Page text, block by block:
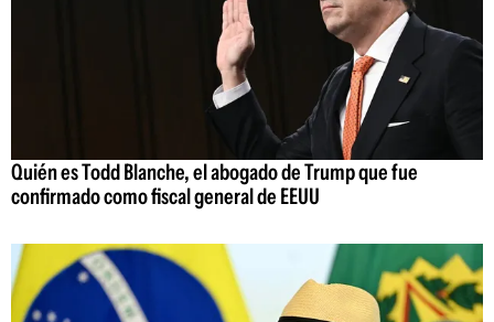
Quién es Todd Blanche, el abogado de Trump que fue
confirmado como fiscal general de EEUU